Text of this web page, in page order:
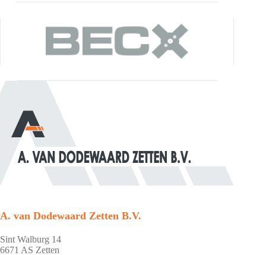
A. van Dodewaard Zetten B.V.
Sint Walburg 14
6671 AS Zetten